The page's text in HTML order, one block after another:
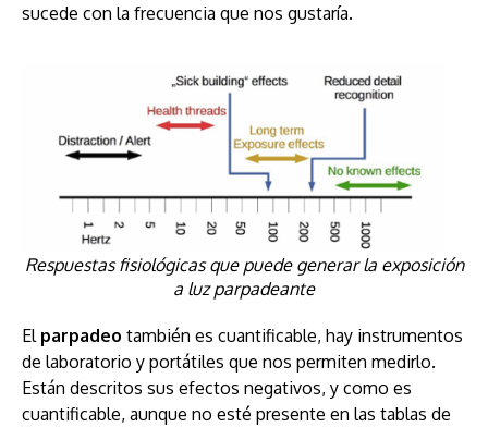
sucede con la frecuencia que nos gustaría.
Respuestas fisiológicas que puede generar la exposición
a luz parpadeante
El parpadeo también es cuantificable, hay instrumentos
de laboratorio y portátiles que nos permiten medirlo.
Están descritos sus efectos negativos, y como es
cuantificable, aunque no esté presente en las tablas de